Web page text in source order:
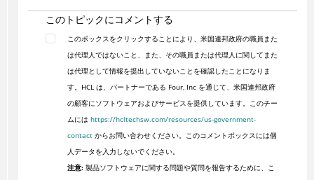
このトピックにコメントする
このボックスをクリックすることにより、米国連邦政府の職員また
は代理人ではないこと、また、その職員または代理人に関してまた
は代理として情報を提出していないことを確認したことになりま
す。HCL は、パートナーである Four, Inc を通じて、米国連邦政府
の顧客にソフトウェアおよびサービスを提供しています。このチー
ムには https://hcltechsw.com/resources/us-government-
contactからお問い合わせください。このコメントボックスには個
人データを入力しないでください。
注意:製品ソフトウェアに関する問題や質問を報告するために、こ